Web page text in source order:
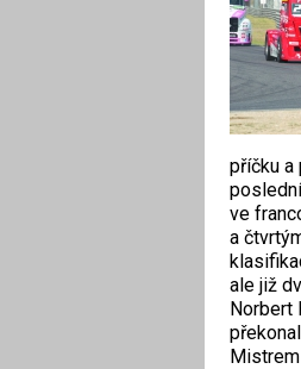
příčku a
ve
a
ale již
Norbert